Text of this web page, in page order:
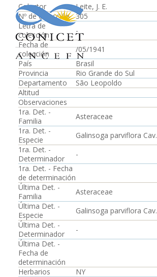
Colector
Leite, J. E.
Nº de colección
305
Letra de
colección
-
Fecha de
colección
/05/1941
País
Brasil
Provincia
Rio Grande do Sul
Departamento
São Leopoldo
Altitud
Observaciones
1ra. Det. -
Familia
Asteraceae
1ra. Det. -
Especie
Galinsoga parviflora Cav.
1ra. Det. -
Determinador
-
1ra. Det. - Fecha
de determinación
Última Det. -
Familia
Asteraceae
Última Det. -
Especie
Galinsoga parviflora Cav.
Última Det. -
Determinador
-
Última Det. -
Fecha de
determinación
Herbarios
NY